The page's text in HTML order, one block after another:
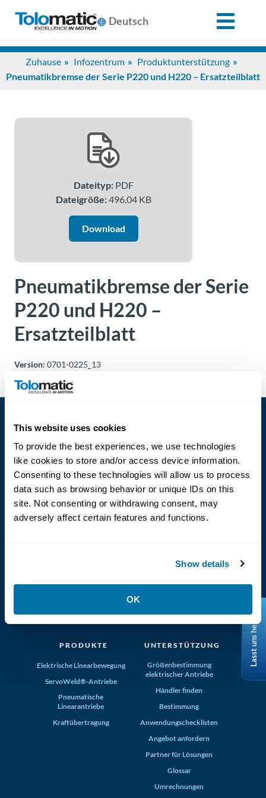
This website uses cookies
To provide the best experiences, we use technologies
like cookies to store and/or access device information.
Consenting to these technologies will allow us to process
data such as browsing behavior or unique IDs on this
site. Not consenting or withdrawing consent, may
adversely affect certain features and functions.
Show details
OK
Deutsch
Zuhause Infozentrum
Produktunterstützung
Pneumatikbremse der Serie P220 und H220 – Ersatzteilblatt
Dateityp:PDF
Dateigröße:496,04 KB
Download
Pneumatikbremse der Serie
P220 und H220 –
Ersatzteilblatt
Version: 0701-0225_13
Language
(800) 321-4739
Tolomatic, Inc. Hamel MN 55340
+1-763-478-8000info@tolomatic.com
PRODUKTE
Elektrische Linearbewegung
ServoWeld®-Antriebe
Pneumatische
Linearantriebe
Kraftübertragung
UNTERSTÜTZUNG
Größenbestimmung
elektrischer Antriebe
Händler finden
Bestimmung
Anwendungschecklisten
Angebot anfordern
Partner für Lösungen
Glossar
Umrechnungen
Search
for:
Unterstützung
Infozentrum
Anwendungen
Tolomatic
Kontakt
Ingenieur
Kontakt
Neuigkeiten &
Dealer
Portal
Lasst uns helfen